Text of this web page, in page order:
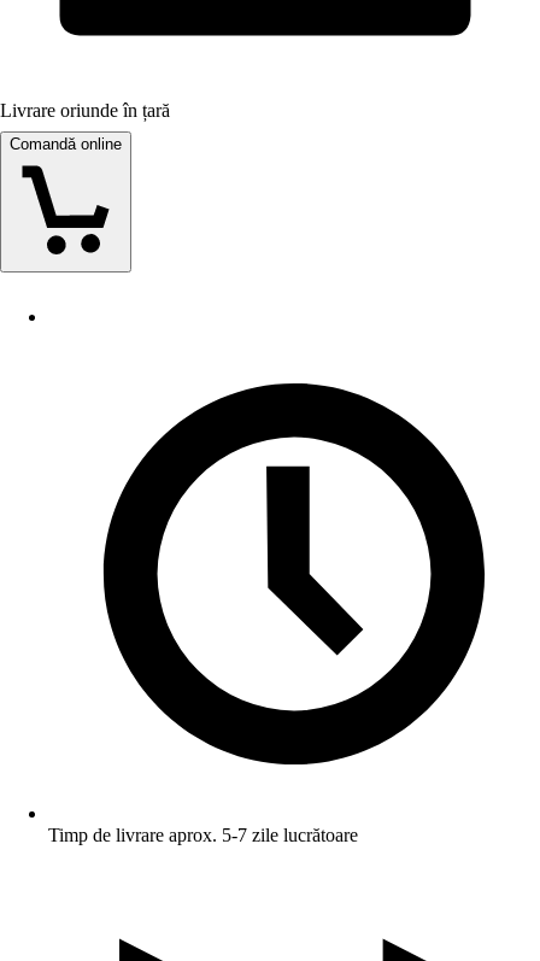
Livrare oriunde în țară
Comandă online
Timp de livrare aprox. 5-7 zile lucrătoare